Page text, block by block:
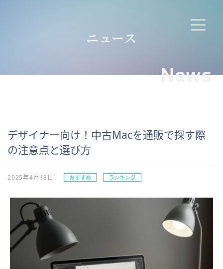
ニュース
News
デザイナー向け！中古Macを通販で探す際
の注意点と選び方
2025年4月18日 おすすめ ランキング